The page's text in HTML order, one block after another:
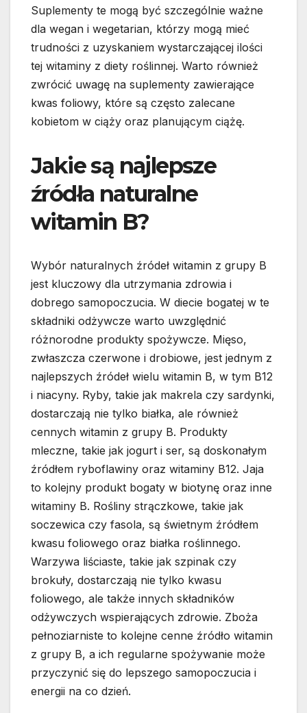
Suplementy te mogą być szczególnie ważne
dla wegan i wegetarian, którzy mogą mieć
trudności z uzyskaniem wystarczającej ilości
tej witaminy z diety roślinnej. Warto również
zwrócić uwagę na suplementy zawierające
kwas foliowy, które są często zalecane
kobietom w ciąży oraz planującym ciążę.
Jakie są najlepsze
źródła naturalne
witamin B?
Wybór naturalnych źródeł witamin z grupy B
jest kluczowy dla utrzymania zdrowia i
dobrego samopoczucia. W diecie bogatej w te
składniki odżywcze warto uwzględnić
różnorodne produkty spożywcze. Mięso,
zwłaszcza czerwone i drobiowe, jest jednym z
najlepszych źródeł wielu witamin B, w tym B12
i niacyny. Ryby, takie jak makrela czy sardynki,
dostarczają nie tylko białka, ale również
cennych witamin z grupy B. Produkty
mleczne, takie jak jogurt i ser, są doskonałym
źródłem ryboflawiny oraz witaminy B12. Jaja
to kolejny produkt bogaty w biotynę oraz inne
witaminy B. Rośliny strączkowe, takie jak
soczewica czy fasola, są świetnym źródłem
kwasu foliowego oraz białka roślinnego.
Warzywa liściaste, takie jak szpinak czy
brokuły, dostarczają nie tylko kwasu
foliowego, ale także innych składników
odżywczych wspierających zdrowie. Zboża
pełnoziarniste to kolejne cenne źródło witamin
z grupy B, a ich regularne spożywanie może
przyczynić się do lepszego samopoczucia i
energii na co dzień.